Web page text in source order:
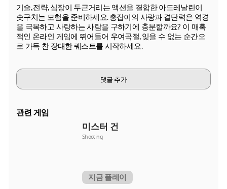
기술, 전략, 심장이 두근거리는 액션을 결합한 아드레날린이
솟구치는 모험을 준비하세요. 총잡이의 사랑과 결단력은 역경
을 극복하고 사랑하는 사람을 구하기에 충분할까요? 이 매혹
적인 온라인 게임에 뛰어들어 우여곡절, 잊을 수 없는 순간으
로 가득 찬 장대한 퀘스트를 시작하세요.
댓글 추가
관련 게임
미스터 건
Shooting
지금 플레이